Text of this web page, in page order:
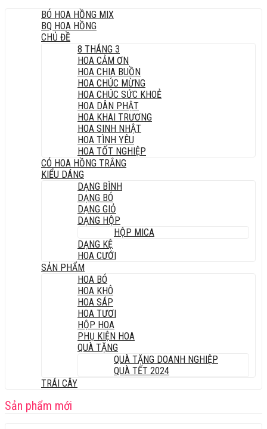
BÓ HOA HỒNG MIX
BQ HOA HỒNG
CHỦ ĐỀ
8 THÁNG 3
HOA CẢM ƠN
HOA CHIA BUỒN
HOA CHÚC MỪNG
HOA CHÚC SỨC KHOẺ
HOA DÂN PHẬT
HOA KHAI TRƯƠNG
HOA SINH NHẬT
HOA TÌNH YÊU
HOA TỐT NGHIỆP
CÓ HOA HỒNG TRẮNG
KIỂU DÁNG
DẠNG BÌNH
DẠNG BÓ
DẠNG GIỎ
DẠNG HỘP
HỘP MICA
DẠNG KỆ
HOA CƯỚI
SẢN PHẨM
HOA BÓ
HOA KHÔ
HOA SÁP
HOA TƯƠI
HỘP HOA
PHỤ KIỆN HOA
QUÀ TẶNG
QUÀ TẶNG DOANH NGHIỆP
QUÀ TẾT 2024
TRÁI CÂY
Sản phẩm mới